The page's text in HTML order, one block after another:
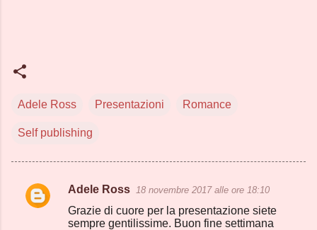
Adele Ross Presentazioni Romance
Self publishing
C
Adele Ross 18 novembre 2017 alle ore 18:10
Grazie di cuore per la presentazione siete
sempre gentilissime. Buon fine settimana